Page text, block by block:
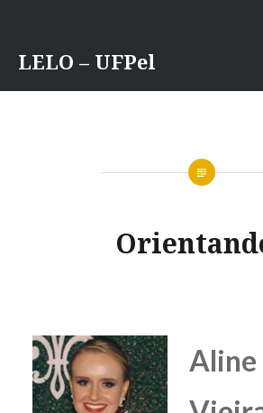
conteúdo
LELO – UFPel
Aline